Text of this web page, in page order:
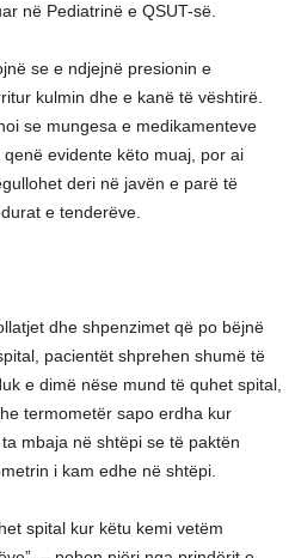
në Pediatrinë e QSUT-së.
se e ndjejnë presionin e
kulmin dhe e kanë të vështirë.
se mungesa e medikamenteve
evidente këto muaj, por ai
deri në javën e parë të
e tenderëve.
dhe shpenzimet që po bëjnë
pacientët shprehen shumë të
e dimë nëse mund të quhet spital,
termometër sapo erdha kur
mbaja në shtëpi se të paktën
i kam edhe në shtëpi.
spital kur këtu kemi vetëm